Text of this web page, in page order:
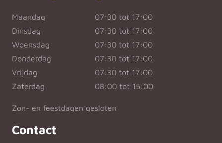
Maandag
07:30 tot 17:00
Dinsdag
07:30 tot 17:00
Woensdag
07:30 tot 17:00
Donderdag
07:30 tot 17:00
Vrijdag
07:30 tot 17:00
Zaterdag
08:00 tot 15:00
Zon- en feestdagen gesloten
Contact